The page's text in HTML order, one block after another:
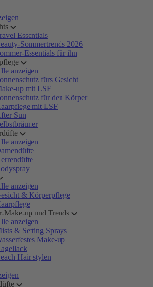
Essentials
Sommertrends 2026
Essentials für ihn
anzeigen
fürs Gesicht
up mit LSF
für den Körper
mit LSF
Sun
anzeigen
anzeigen
& Körperpflege
Make-up und Trends
anzeigen
& Setting Sprays
Make-up
Hair stylen